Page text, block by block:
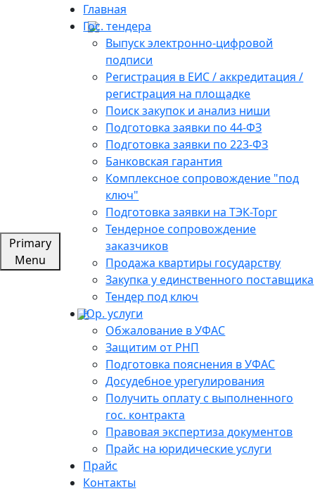
Primary
Menu
Главная
Гос. тендера
Выпуск электронно-цифровой
подписи
Регистрация в ЕИС / аккредитация /
регистрация на площадке
Поиск закупок и анализ ниши
Подготовка заявки по 44-ФЗ
Подготовка заявки по 223-ФЗ
Банковская гарантия
Комплексное сопровождение "под
ключ"
Подготовка заявки на ТЭК-Торг
Тендерное сопровождение
заказчиков
Продажа квартиры государству
Закупка у единственного поставщика
Тендер под ключ
Юр. услуги
Обжалование в УФАС
Защитим от РНП
Подготовка пояснения в УФАС
Досудебное урегулирования
Получить оплату с выполненного
гос. контракта
Правовая экспертиза документов
Прайс на юридические услуги
Прайс
Контакты